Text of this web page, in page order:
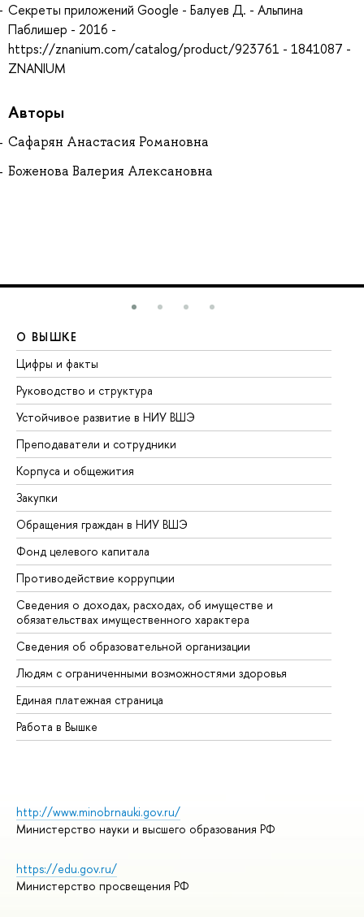
Секреты приложений Google - Балуев Д. - Альпина
Паблишер - 2016 -
https://znanium.com/catalog/product/923761 - 1841087 -
ZNANIUM
Авторы
Сафарян Анастасия Романовна
Боженова Валерия Алексановна
О ВЫШКЕ
Цифры и факты
Руководство и структура
Устойчивое развитие в НИУ ВШЭ
Преподаватели и сотрудники
Корпуса и общежития
Закупки
Обращения граждан в НИУ ВШЭ
Фонд целевого капитала
Противодействие коррупции
Сведения о доходах, расходах, об имуществе и
обязательствах имущественного характера
Сведения об образовательной организации
Людям с ограниченными возможностями здоровья
Единая платежная страница
Работа в Вышке
http://www.minobrnauki.gov.ru/
Министерство науки и высшего образования РФ
https://edu.gov.ru/
Министерство просвещения РФ